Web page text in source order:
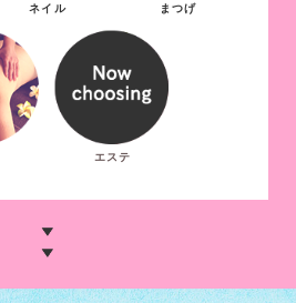
ネイル まつげ
エステ